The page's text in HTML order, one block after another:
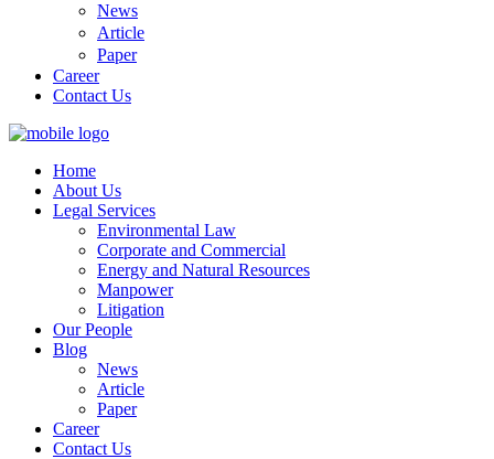
News
Article
Paper
Career
Contact Us
Home
About Us
Legal Services
Environmental Law
Corporate and Commercial
Energy and Natural Resources
Manpower
Litigation
Our People
Blog
News
Article
Paper
Career
Contact Us